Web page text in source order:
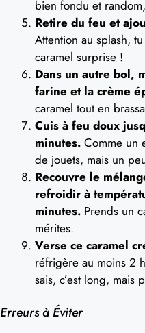
bien fondu et
Retire du feu et
Attention au splash,
caramel surprise !
Dans un autre bol,
farine et la crème
caramel tout en
Cuis à feu doux
minutes. Comme un
de jouets, mais un
Recouvre le
refroidir à
minutes. Prends un
mérites.
Verse ce caramel
réfrigère au moins 2
sais, c’est long, mais
Erreurs à Éviter